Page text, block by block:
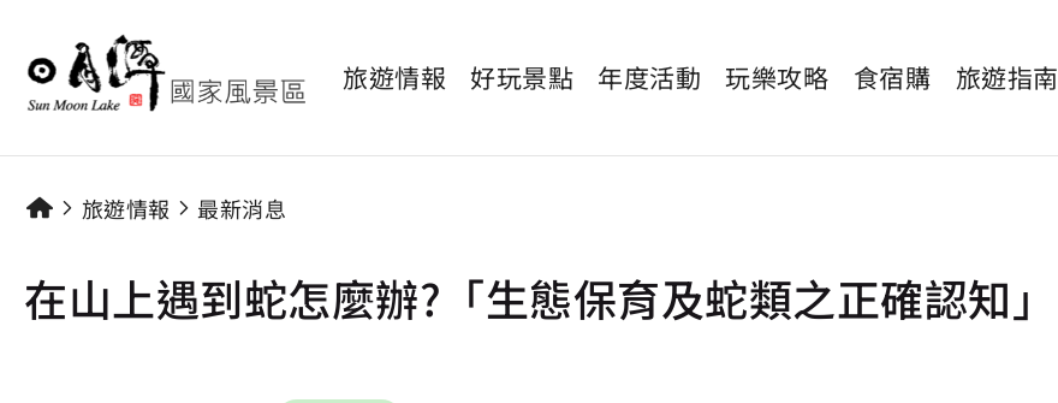
旅遊情報 好玩景點 年度活動 玩樂攻略 食宿購 旅遊指南
旅遊情報 最新消息
在山上遇到蛇怎麼辦?「生態保育及蛇類之正確認知」